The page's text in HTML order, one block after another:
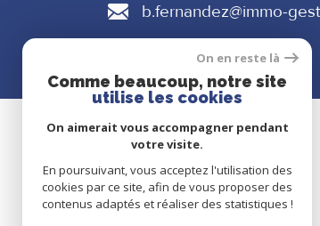
b.fernandez@immo-
SE CONNECTER
ESPACE PROPRIÉTAIRE
On en reste là
Comme beaucoup, notre site
utilise les cookies
On aimerait vous accompagner pendant
votre visite.
En poursuivant, vous acceptez l'utilisation des
cookies par ce site, afin de vous proposer des
contenus adaptés et réaliser des statistiques !